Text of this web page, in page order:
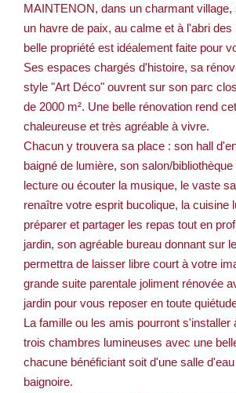
MAINTENON, dans un charmant
un havre de paix, au calme et à l'abri
belle propriété est idéalement faite pour
Ses espaces chargés d'histoire, sa
style "Art Déco" ouvrent sur son parc
de 2000 m². Une belle rénovation rend
chaleureuse et très agréable à vivre.
Chacun y trouvera sa place : son hall
baigné de lumière, son salon/
lecture ou écouter la musique, le vaste
renaître votre esprit bucolique, la cuisine
préparer et partager les repas tout en
jardin, son agréable bureau donnant sur
permettra de laisser libre court à votre
grande suite parentale joliment rénovée
jardin pour vous reposer en toute
La famille ou les amis pourront s'installer
trois chambres lumineuses avec une
chacune bénéficiant soit d'une salle
baignoire.